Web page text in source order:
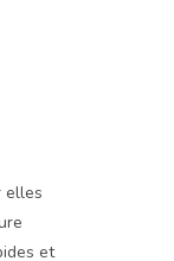
elles
et